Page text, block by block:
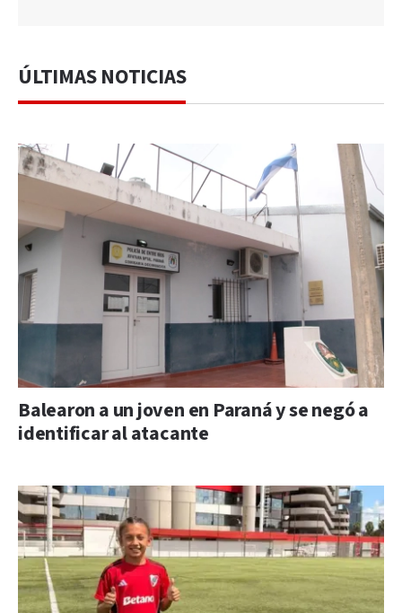
ÚLTIMAS NOTICIAS
Balearon a un joven en Paraná y se negó a
identificar al atacante